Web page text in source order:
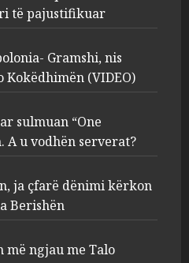
(VIDEO)
27, 2025
Persona të maskuar
“One Albania”,
u fsheh. A u vodhën
25, 2025
jep pretencën, ja
dënimi kërkon për
të pajustifikuar
Gramshi, nis
(VIDEO)
sulmuan “One
A u vodhën serverat?
ja çfarë dënimi kërkon
Berishën
më ngjau me Talo